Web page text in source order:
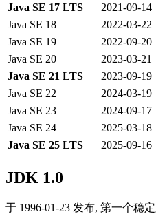
Java SE 17 LTS
2021-09-14
Java SE 18
2022-03-22
Java SE 19
2022-09-20
Java SE 20
2023-03-21
Java SE 21 LTS
2023-09-19
Java SE 22
2024-03-19
Java SE 23
2024-09-17
Java SE 24
2025-03-18
Java SE 25 LTS
2025-09-16
JDK 1.0
于 1996-01-23 发布, 第一个稳